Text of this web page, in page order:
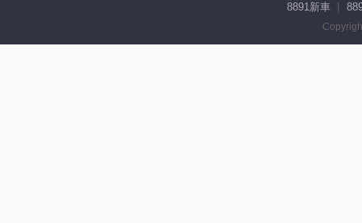
8891新車